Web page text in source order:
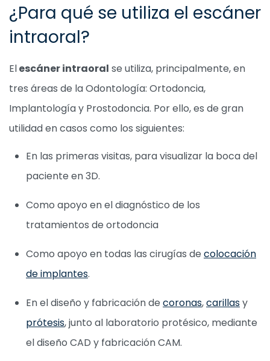
¿Para qué se utiliza el escáner
intraoral?
Elescáner intraoral se utiliza, principalmente, en
tres áreas de la Odontología: Ortodoncia,
Implantología y Prostodoncia. Por ello, es de gran
utilidad en casos como los siguientes:
En las primeras visitas, para visualizar la boca del
paciente en 3D.
Como apoyo en el diagnóstico de los
tratamientos de ortodoncia
Como apoyo en todas las cirugías de colocación
de implantes.
En el diseño y fabricación de coronas,carillasy
prótesis, junto al laboratorio protésico, mediante
el diseño CAD y fabricación CAM.